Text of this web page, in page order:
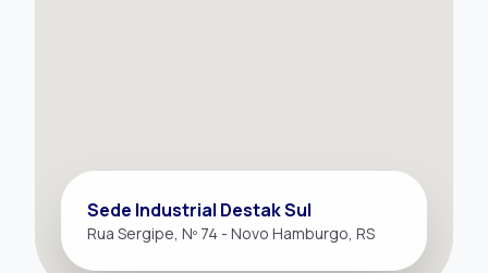
Sede Industrial Destak Sul
Rua Sergipe, Nº 74 - Novo Hamburgo, RS